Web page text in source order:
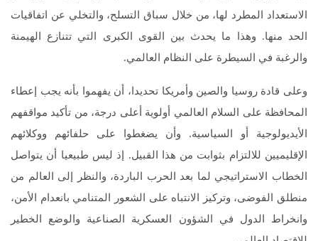
الاستعداد المطرد لها، من خلال سباق التسلح، والتخلي عن اتفاقيات
الحد منها. وهذا ما يحدث بين القوى الكبرى التي تتنازع الهيمنة
والرغبة في السيطرة على النظام العالمي.
وعلى قادة روسيا والصين وأمريكا تحديدا، أن يفهموا بأنه يجب إعطاء
المحافظة على السلام العالمي أولوية أعلى درجة، من تأكيد مواقفهم
الأيديولوجية أو السياسية. وأن يضغطوا على حلفائهم ووكلائهم
الإقليميين للالتزام بثوابت من هذا القبيل. إذ ليس طبيعيا أن يتواصل
الخطاب الاستراتيجي لما بعد الحرب الباردة، والنظر إلى العالم من
منطلق الفوضى، وتركيز الانتباه على الشعور المتنامي بانعدام الأمن،
وانخراط الدول في الشؤون العسكرية الصناعية والوضع الخطير